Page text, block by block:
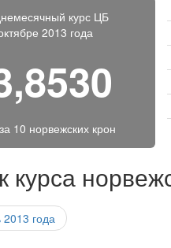
курс ЦБ
2013 года
10 норвежских крон
курса
года